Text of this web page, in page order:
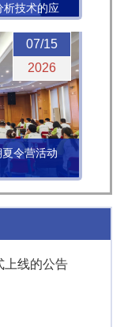
析技术的应
07/15
2026
令营活动
上线的公告